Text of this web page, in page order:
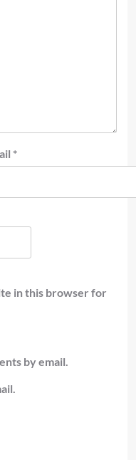
*
in this browser for
by email.